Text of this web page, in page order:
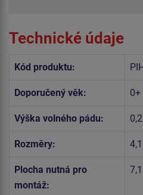
Technické údaje
Kód produktu:
Doporučený věk: 0+
Výška volného pádu:
Rozměry:
Plocha nutná pro
montáž: